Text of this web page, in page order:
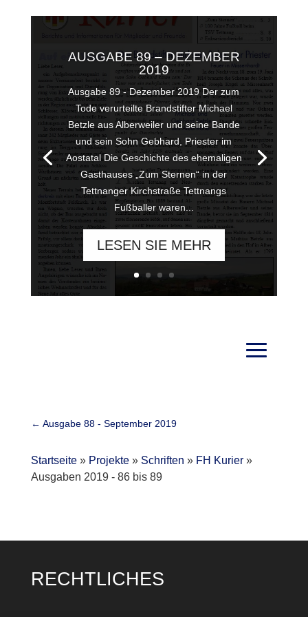
AUSGABE 89 – DEZEMBER
2019
Ausgabe 89 - Dezember 2019 Der zum
Tode verurteilte Brandstifter Michael
Betzle aus Alberweiler und seine Bande
und sein Sohn Gebhard, Priester im
Aostatal Die Geschichte des ehemaligen
Gasthauses „Zum Sternen“ in der
Tettnanger Kirchstraße Tettnangs
Fußballer waren...
LESEN SIE MEHR
← Ausgabe 88 - September 2019
Startseite» Projekte» Schriften » FH Kurier»
Ausgaben 2019 - 86 bis 89
RECHTLICHES